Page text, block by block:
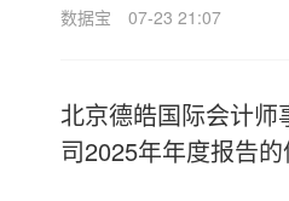
数据宝
07-23 21:07
北京德皓国际会计
司2025年年度报告